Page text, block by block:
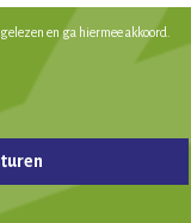
gelezen en ga hiermee akkoord.